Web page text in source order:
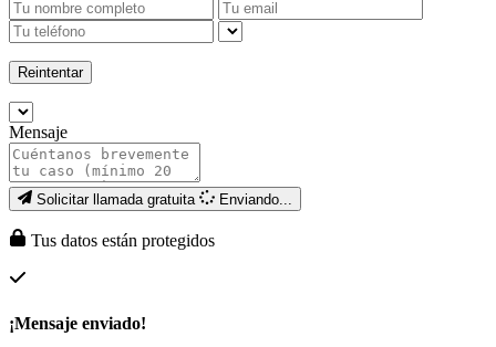
Reintentar
Mensaje
Solicitar llamada gratuita Enviando...
Tus datos están protegidos
¡Mensaje enviado!